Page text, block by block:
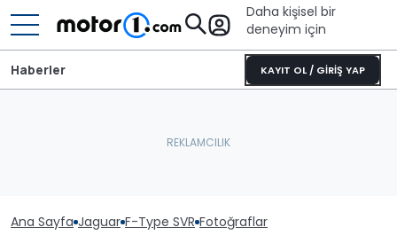
Daha kişisel bir
deneyim için
KAYIT OL / GİRİŞ YAP
Haberler
Ana Sayfa Jaguar F-Type SVR Fotoğraflar